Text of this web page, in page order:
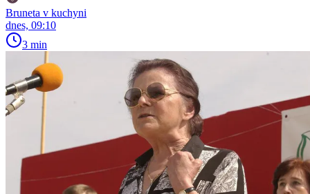
Bruneta v kuchyni
dnes, 09:10
3 min